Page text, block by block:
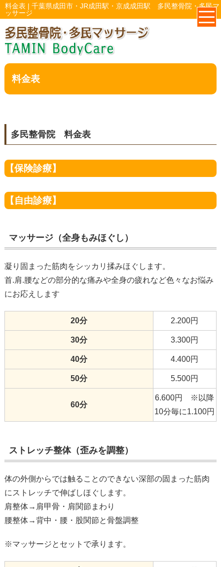
料金表 | 千葉県成田市・JR成田駅・京成成田駅 多民整骨院・多民マ
ッサージ
料金表
多民整骨院 料金表
【保険診療】
【自由診療】
マッサージ（全身もみほぐし）
凝り固まった筋肉をシッカリ揉みほぐします。
首.肩.腰などの部分的な痛みや全身の疲れなど色々なお悩み
にお応えします
20分 2.200円
30分 3.300円
40分 4.400円
50分 5.500円
60分
6.600円 ※以降
10分毎に1.100円
ストレッチ整体（歪みを調整）
体の外側からでは触ることのできない深部の固まった筋肉
にストレッチで伸ばしほぐします。
肩整体→肩甲骨・肩関節まわり
腰整体→背中・腰・股関節と骨盤調整
※マッサージとセットで承ります。